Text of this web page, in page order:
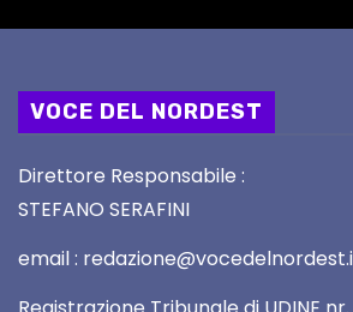
VOCE DEL NORDEST
Direttore Responsabile :
STEFANO SERAFINI
email :